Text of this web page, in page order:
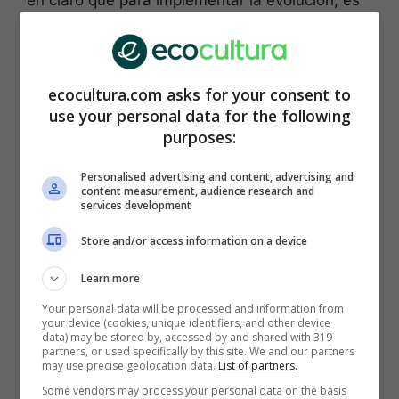
superfluo en la mente y el corazón para atender
la tierra que se cultiva. La agricultura capitalista
explota cualquier recurso y para que la tierra
vuelva a respirar esto es lo que hay que hacer.
(Foto: Canva)
No hace falta contaminar para tener una
ecocultura.com asks for your consent to
use your personal data for the following
purposes:
Personalised advertising and content, advertising and
content measurement, audience research and
services development
Store and/or access information on a device
Learn more
Your personal data will be processed and information from
your device (cookies, unique identifiers, and other device
data) may be stored by, accessed by and shared with 319
partners, or used specifically by this site. We and our partners
may use precise geolocation data. List of partners.
Some vendors may process your personal data on the basis